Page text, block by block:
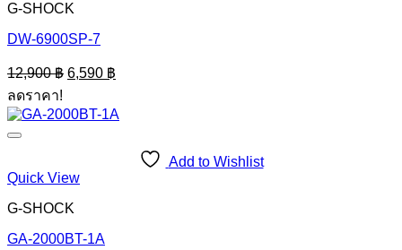
G-SHOCK
DW-6900SP-7
12,900฿ Original
price
12,900 ฿.
6,590 ฿
price
6,590 ฿.
ลดราคา!
Add to Wishlist
Quick View
G-SHOCK
GA-2000BT-1A